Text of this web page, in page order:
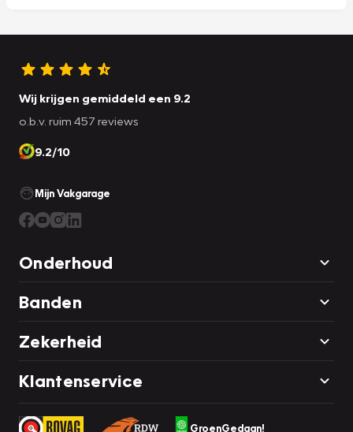
Wij krijgen gemiddeld een 9.2
o.b.v. ruim 457 reviews
9.2/10
Mijn Vakgarage
Onderhoud
Banden
Zekerheid
Klantenservice
GroenGedaan!